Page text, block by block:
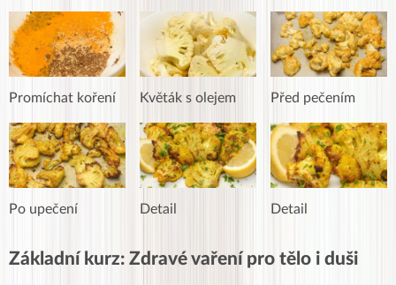
Promíchat koření Květák s olejem Před pečením
Po upečení Detail Detail
Základní kurz: Zdravé vaření pro tělo i duši